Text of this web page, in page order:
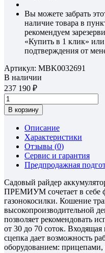
Вы можете забрать
наличие товара в
рекомендуем
«Купить в 1 клик»
подтверждения от
Артикул: MBK0032691
В наличии
237 190
В корзину
Описание
Характеристики
Отзывы (0)
Сервис и гарантия
Предпродажная
Садовый райдер
ПРЕМИУМ сочетает в себе
газонокосилки. Кошение
высокопроизводительной
позволяет рекомендовать
от 30 до 70 соток. Входящая
сцепка дает возможность
оборудованием: